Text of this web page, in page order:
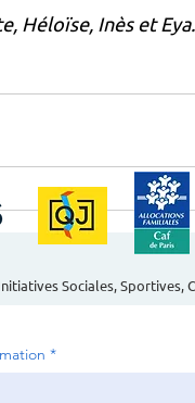
Héloïse, Inès et Eya.
Sociales,